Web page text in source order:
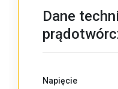
Dane
Napięcie